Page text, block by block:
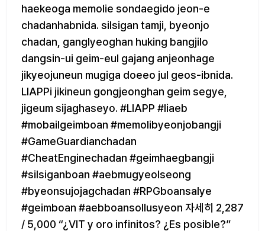
haekeoga memolie sondaegido jeon-e
chadanhabnida. silsigan tamji, byeonjo
chadan, ganglyeoghan huking bangjilo
dangsin-ui geim-eul gajang anjeonhage
jikyeojuneun mugiga doeeo jul geos-ibnida.
LIAPPi jikineun gongjeonghan geim segye,
jigeum sijaghaseyo. #LIAPP #liaeb
#mobailgeimboan #memolibyeonjobangji
#GameGuardianchadan
#CheatEnginechadan #geimhaegbangji
#silsiganboan #aebmugyeolseong
#byeonsujojagchadan #RPGboansalye
#geimboan #aebboansollusyeon 자세히 2,287
/ 5,000 “¿VIT y oro infinitos? ¿Es posible?”